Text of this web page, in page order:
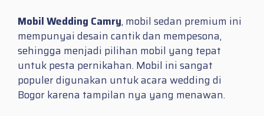
Mobil Wedding Camry, mobil sedan premium ini
mempunyai desain cantik dan mempesona,
sehingga menjadi pilihan mobil yang tepat
untuk pesta pernikahan. Mobil ini sangat
populer digunakan untuk acara wedding di
Bogor karena tampilan nya yang menawan.